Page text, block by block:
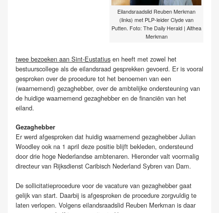
Eilandsraadslid Reuben Merkman
(links) met PLP-leider Clyde van
Putten. Foto: The Daily Herald | Althea
Merkman
twee bezoeken aan Sint-Eustatius en heeft met zowel het
bestuurscollege als de eilandsraad gesprekken gevoerd. Er is vooral
gesproken over de procedure tot het benoemen van een
(waarnemend) gezaghebber, over de ambtelijke ondersteuning van
de huidige waarnemend gezaghebber en de financiën van het
eiland.
Gezaghebber
Er werd afgesproken dat huidig waarnemend gezaghebber Julian
Woodley ook na 1 april deze positie blijft bekleden, ondersteund
door drie hoge Nederlandse ambtenaren. Hieronder valt voormalig
directeur van Rijksdienst Caribisch Nederland Sybren van Dam.
De sollicitatieprocedure voor de vacature van gezaghebber gaat
gelijk van start. Daarbij is afgesproken de procedure zorgvuldig te
laten verlopen. Volgens eilandsraadslid Reuben Merkman is daar